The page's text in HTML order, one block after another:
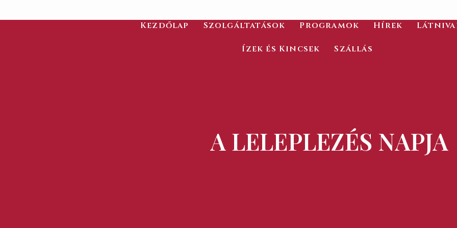
Kezdőlap Szolgáltatások Programok Hírek
Ízek és Kincsek Szállás
A LELEPLEZÉS NAPJA